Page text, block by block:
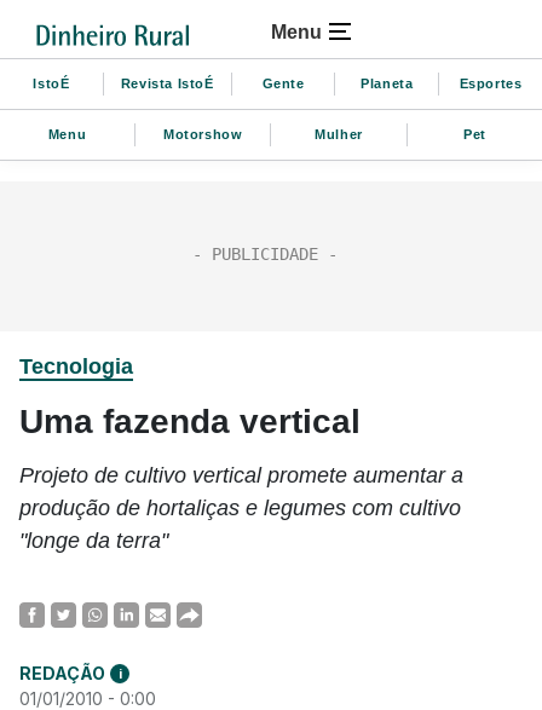
Menu
IstoÉ Revista IstoÉ Gente Planeta Esportes
Menu Motorshow Mulher Pet
Tecnologia
Uma fazenda vertical
Projeto de cultivo vertical promete aumentar a
produção de hortaliças e legumes com cultivo
"longe da terra"
REDAÇÃO i
01/01/2010 - 0:00